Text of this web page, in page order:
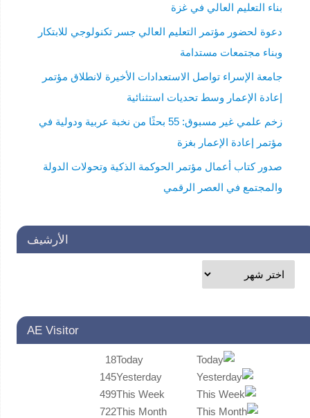
بناء التعليم العالي في غزة
دعوة لحضور مؤتمر التعليم العالي جسر تكنولوجي للابتكار
وبناء مجتمعات مستدامة
جامعة الإسراء تواصل الاستعدادات الأخيرة لانطلاق مؤتمر
إعادة الإعمار وسط تحديات استثنائية
زخم علمي غير مسبوق: 55 بحثًا من نخبة عربية ودولية في
مؤتمر إعادة الإعمار بغزة
صدور كتاب أعمال مؤتمر الحوكمة الذكية وتحولات الدولة
والمجتمع في العصر الرقمي
الأرشيف
AE Visitor
Today
18
Yesterday
145
This Week
499
This Month
722